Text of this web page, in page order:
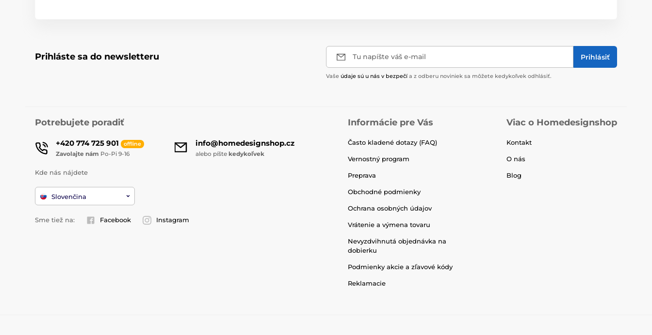
Prihláste sa do newsletteru Tu napíšte váš e-mail Prihlásiť
Vaše údaje sú u nás v bezpečí a z odberu noviniek sa môžete kedykoľvek odhlásiť.
Potrebujete poradiť
+420 774 725 901 offline
Zavolajte nám Po-Pi 9-16
info@homedesignshop.cz
alebo píšte kedykoľvek
Kde nás nájdete
Slovenčina
Sme tiež na: Facebook Instagram
Informácie pre Vás
Často kladené dotazy (FAQ)
Vernostný program
Preprava
Obchodné podmienky
Ochrana osobných údajov
Vrátenie a výmena tovaru
Nevyzdvihnutá objednávka na
dobierku
Podmienky akcie a zľavové kódy
Reklamacie
Viac o Homedesignshop
Kontakt
O nás
Blog